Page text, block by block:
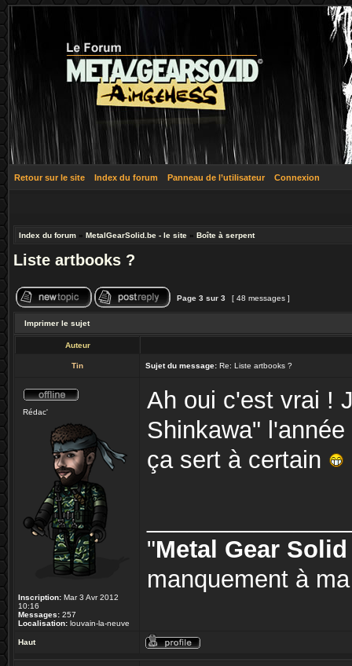
Retour sur le site Index du forum Panneau de l’utilisateur Connexion
Index du forum » MetalGearSolid.be - le site » Boîte à serpent
Liste artbooks ?
Page 3 sur 3 [ 48 messages ]
Imprimer le sujet
Auteur
Tin Sujet du message: Re: Liste artbooks ?
Rédac'
Inscription: Mar 3 Avr 2012
10:16
Messages: 257
Localisation: louvain-la-neuve
Ah oui c'est vrai !
Shinkawa"
ça sert à certain
"Metal Gear
manquement à
Haut